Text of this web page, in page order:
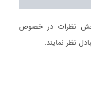
بخش نظرات در خصوص
نظر نمایند.